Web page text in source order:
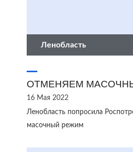
Ленобласть
ОТМЕНЯЕМ
16 Мая 2022
Ленобласть попросила
масочный режим